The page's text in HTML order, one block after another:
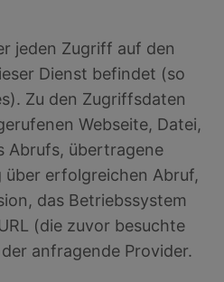
jeden Zugriff auf den
Dienst befindet (so
Zu den Zugriffsdaten
Webseite, Datei,
Abrufs, übertragene
über erfolgreichen Abruf,
das Betriebssystem
(die zuvor besuchte
anfragende Provider.